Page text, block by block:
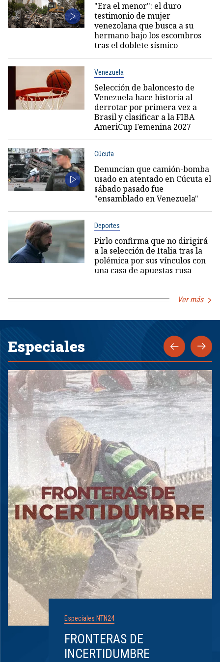
"Era el menor": el duro
testimonio de mujer
venezolana que busca a su
hermano bajo los escombros
tras el doblete sísmico
Venezuela
Selección de baloncesto de
Venezuela hace historia al
derrotar por primera vez a
Brasil y clasificar a la FIBA
AmeriCup Femenina 2027
Cúcuta
Denuncian que camión-bomba
usado en atentado en Cúcuta el
sábado pasado fue
"ensamblado en Venezuela"
Deportes
Pirlo confirma que no dirigirá
a la selección de Italia tras la
polémica por sus vínculos con
una casa de apuestas rusa
Ver más
Especiales
Especiales NTN24
FRONTERAS DE
INCERTIDUMBRE